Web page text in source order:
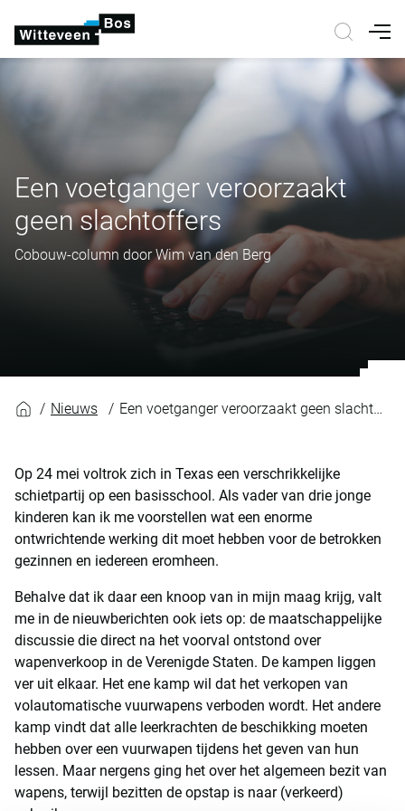
Een voetganger veroorzaakt
geen slachtoffers
Cobouw-column door Wim van den Berg
Nieuws Een voetganger veroorzaakt geen slachtoffers
Op 24 mei voltrok zich in Texas een verschrikkelijke
schietpartij op een basisschool. Als vader van drie jonge
kinderen kan ik me voorstellen wat een enorme
ontwrichtende werking dit moet hebben voor de betrokken
gezinnen en iedereen eromheen.
Behalve dat ik daar een knoop van in mijn maag krijg, valt
me in de nieuwberichten ook iets op: de maatschappelijke
discussie die direct na het voorval ontstond over
wapenverkoop in de Verenigde Staten. De kampen liggen
ver uit elkaar. Het ene kamp wil dat het verkopen van
volautomatische vuurwapens verboden wordt. Het andere
kamp vindt dat alle leerkrachten de beschikking moeten
hebben over een vuurwapen tijdens het geven van hun
lessen. Maar nergens ging het over het algemeen bezit van
wapens, terwijl bezitten de opstap is naar (verkeerd)